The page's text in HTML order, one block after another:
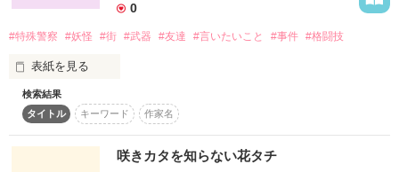
14歳の中学生だから
14歳の中学生だったら
今より少しハイテクになった日本
警察庁本部は新たな国家公務員一般職として特殊部体【NIC(ニ
ック)】を職務化したのは少し前の話だ
そんなNICに入隊した訓練生【真 頼斗(まこと よりと)】は至っ
て普通の男性
本当に何の特徴も無い普通の男性。
0
#特殊警察 #妖怪 #街 #武器 #友達 #言いたいこと #事件 #格闘技
表紙を見る
妖怪と人が暮らす街、イヅナ。
その街では不可解な事件が多く発生する。そのために作られた
のが特殊警察だ。
検索結果
タイトル
キーワード 作家名
咲きカタを知らない花タチ